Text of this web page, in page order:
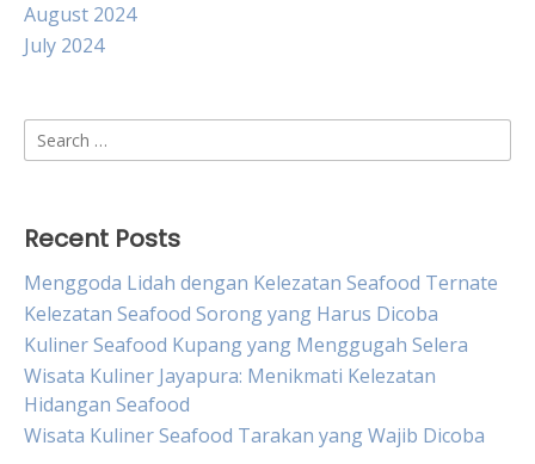
August 2024
July 2024
Search
for:
Recent Posts
Menggoda Lidah dengan Kelezatan Seafood Ternate
Kelezatan Seafood Sorong yang Harus Dicoba
Kuliner Seafood Kupang yang Menggugah Selera
Wisata Kuliner Jayapura: Menikmati Kelezatan
Hidangan Seafood
Wisata Kuliner Seafood Tarakan yang Wajib Dicoba